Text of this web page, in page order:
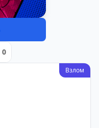
0
Взлом